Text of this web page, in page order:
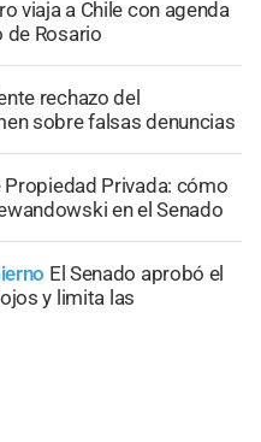
viaja a Chile con agenda
de Rosario
rechazo del
sobre falsas denuncias
Propiedad Privada: cómo
en el Senado
El Senado aprobó el
y limita las